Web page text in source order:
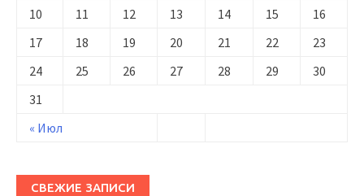
« Июл
10
11 12 13 14 15
16
17
18 19 20 21 22
23
24
25 26 27 28 29
30
31
СВЕЖИЕ ЗАПИСИ